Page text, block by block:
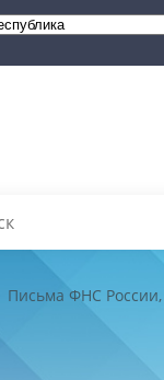
Письма ФНС